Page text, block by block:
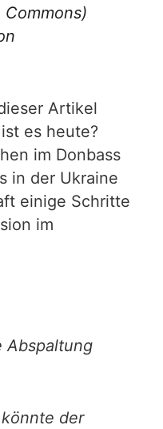
Artikel
es heute?
im Donbass
in der Ukraine
einige Schritte
im
Abspaltung
der